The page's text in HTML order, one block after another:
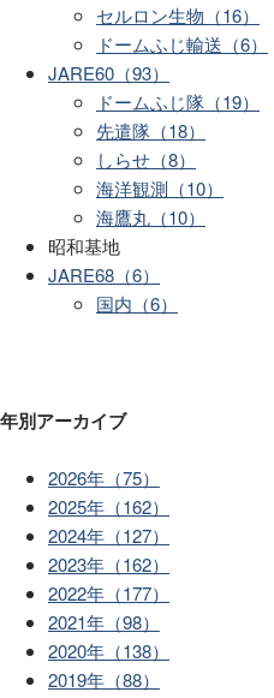
セルロン生物（16）
ドームふじ輸送（6）
JARE60（93）
ドームふじ隊（19）
先遣隊（18）
しらせ（8）
海洋観測（10）
海鷹丸（10）
昭和基地
JARE68（6）
国内（6）
年別アーカイブ
2026年（75）
2025年（162）
2024年（127）
2023年（162）
2022年（177）
2021年（98）
2020年（138）
2019年（88）